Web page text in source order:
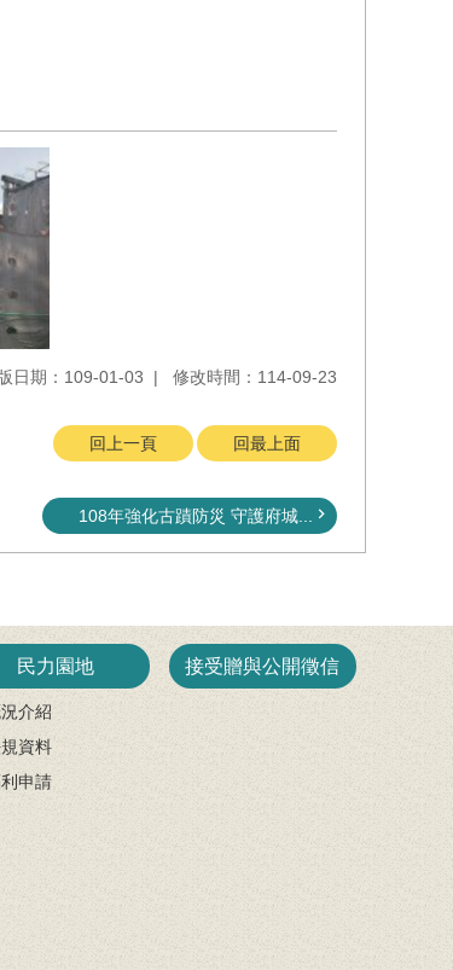
版日期：109-01-03 修改時間：114-09-23
回上一頁 回最上面
108年強化古蹟防災 守護府城...
民力園地
介紹
資料
申請
接受贈與公開徵信